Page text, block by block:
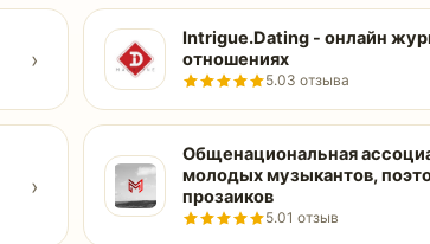
›
Intrigue.Dating - онлайн
отношениях
5.03 отзыва
›
Общенациональная
молодых музыкантов,
прозаиков
5.01 отзыв